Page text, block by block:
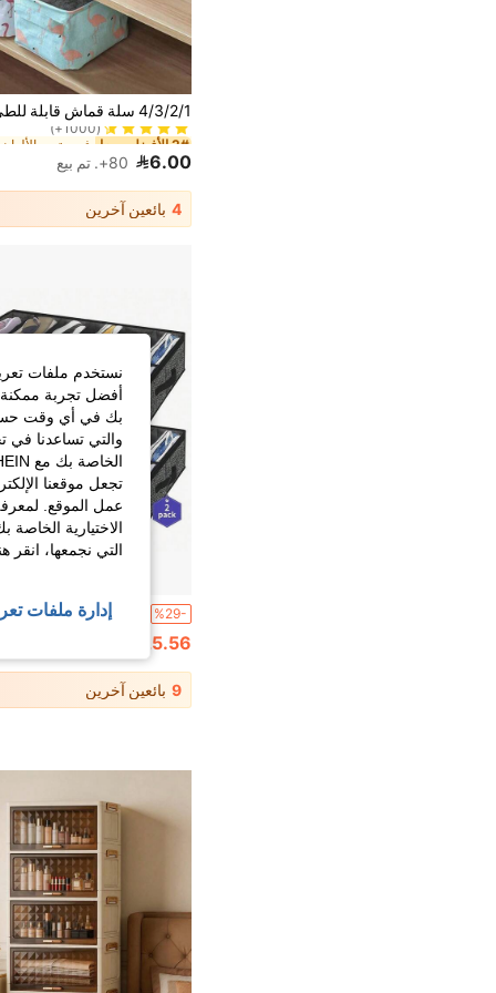
(1000+)
2# الأفضل مبيعا
2# الأفضل مبيعا
2# الأفضل مبيعا
(1000+)
6.00 80+. تم بيع
4 بائعين آخرين
%29-
25.56
9 بائعين آخرين
نستخدم ملفات
أفضل تجربة ممكنة
بك في أي وقت حسب
والتي تساعدنا في
تجعل موقعنا
عمل الموقع.
الاختيارية
التي نجمعها، انقر
إدارة ملفات